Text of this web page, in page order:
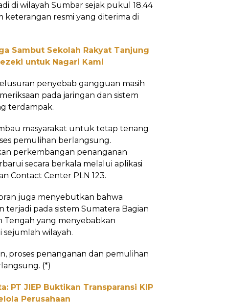
di wilayah Sumbar sejak pukul 18.44
keterangan resmi yang diterima di
Sambut Sekolah Rakyat Tanjung
untuk Nagari Kami
penyebab gangguan masih
pada jaringan dan sistem
terdampak.
masyarakat untuk tetap tenang
pemulihan berlangsung.
perkembangan penanganan
secara berkala melalui aplikasi
Contact Center PLN 123.
juga menyebutkan bahwa
terjadi pada sistem Sumatera Bagian
Tengah yang menyebabkan
sejumlah wilayah.
proses penanganan dan pemulihan
(*)
PT JIEP Buktikan Transparansi KIP
Perusahaan